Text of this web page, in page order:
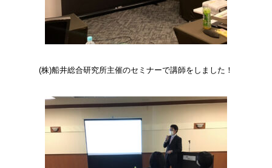
(株)船井総合研究所主催のセミナーで講師をしました！